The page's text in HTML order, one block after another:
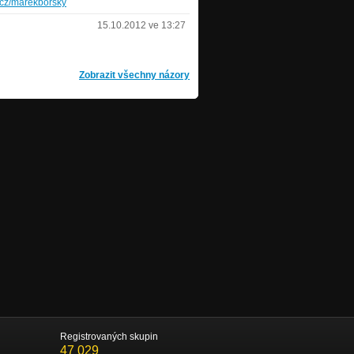
marekborsky
15.10.2012 ve 13:27
Zobrazit všechny názory
Registrovaných skupin
47 029